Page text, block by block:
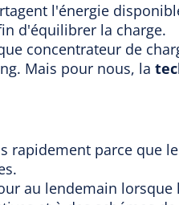
l'énergie
d'équilibrer la charge.
concentrateur de
Mais pour nous, la
rapidement parce que
au lendemain lorsque